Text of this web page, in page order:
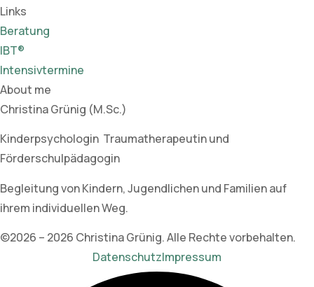
Links
Beratung
IBT®
Intensivtermine
About me
Christina Grünig (M.Sc.)
Kinderpsychologin Traumatherapeutin und
Förderschulpädagogin
Begleitung von Kindern, Jugendlichen und Familien auf
ihrem individuellen Weg.
©2026 – 2026 Christina Grünig. Alle Rechte vorbehalten.
DatenschutzImpressum